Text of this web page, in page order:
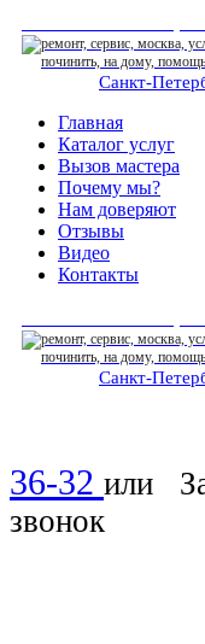
Санкт-
Главная
Каталог услуг
Вызов мастера
Почему мы?
Нам доверяют
Отзывы
Видео
Контакты
Санкт-
36-32 или
звонок